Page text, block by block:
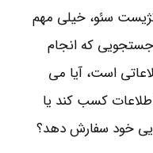
سئو، خیلی مهم
جستجویی که انجام
است، آیا می
کسب کند یا
خود سفارش دهد؟